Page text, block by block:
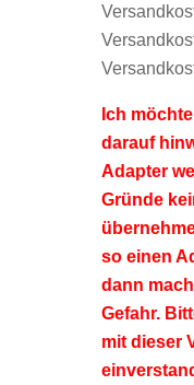
Ich
darauf
Adapter
Gründe
so einen
dann
Gefahr.
mit dieser